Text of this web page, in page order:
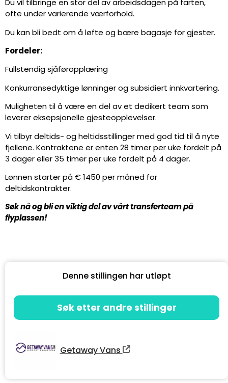
Du vil tilbringe en stor del av arbeidsdagen på farten,
ofte under varierende værforhold.
Du kan bli bedt om å løfte og bære bagasje for gjester.
Fordeler:
Fullstendig sjåføropplæring
Konkurransedyktige lønninger og subsidiert innkvartering.
Muligheten til å være en del av et dedikert team som
leverer eksepsjonelle gjesteopplevelser.
Vi tilbyr deltids- og heltidsstillinger med god tid til å nyte
fjellene. Kontraktene er enten 28 timer per uke fordelt på
3 dager eller 35 timer per uke fordelt på 4 dager.
Lønnen starter på € 1450 per måned for
deltidskontrakter.
Søk nå og bli en viktig del av vårt transferteam på
flyplassen!
Denne stillingen har utløpt
Søk etter andre stillinger
Getaway Vans